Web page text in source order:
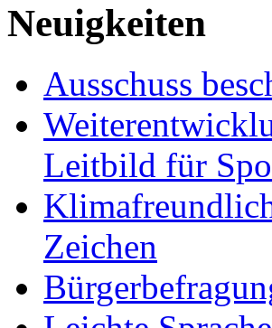
Neuigkeiten
Ausschuss
Leitbild für
Zeichen